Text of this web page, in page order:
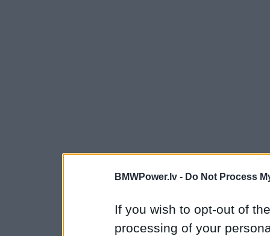
BMWPower.lv - Do Not Process
If you wish to opt-out of
processing of your